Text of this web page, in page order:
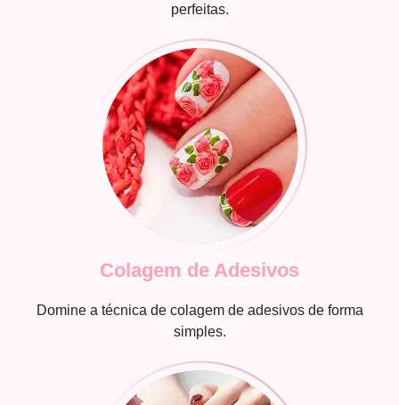
perfeitas.
Colagem de Adesivos
Domine a técnica de colagem de adesivos de forma
simples.